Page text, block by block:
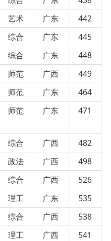
艺术 广东
442
综合 广东
445
综合 广东
448
师范 广西
449
师范 广东
464
师范 广东 471
综合 广西
482
政法 广西
498
综合 广西
526
理工 广东
535
综合 广西
538
理工 广西 541